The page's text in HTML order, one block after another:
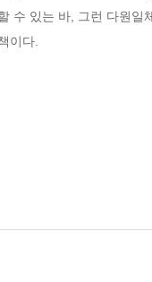
수 있는 바, 그런 다원
이다.